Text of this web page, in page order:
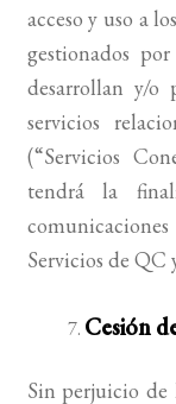
acceso y uso a
gestionados
desarrollan y/o
servicios
(“Servicios
tendrá la
Servicios de QC
Cesión
Sin perjuicio de